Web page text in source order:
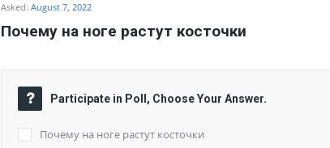
Asked: August 7, 2022
Почему на ноге растут косточки
Participate in Poll, Choose Your Answer.
Почему на ноге растут косточки